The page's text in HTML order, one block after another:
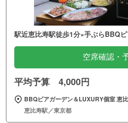
駅近恵比寿駅徒歩1分×手ぶらBBQビ
空席確認・
平均予算 4,000円
BBQビアガーデン＆LUXURY個室 恵
恵比寿駅／東京都